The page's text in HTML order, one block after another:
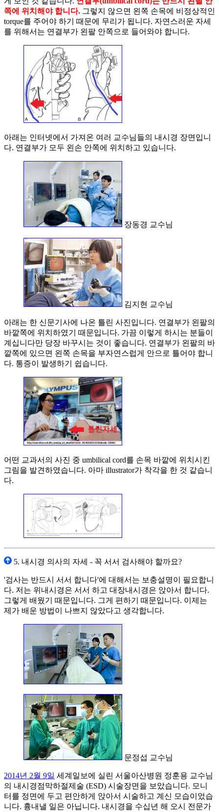
쪽에 위치해야 합니다. 그렇지 않으면 왼쪽 손목에 비정상적인
torque를 주어야 하기 때문에 무리가 됩니다. 자연스러운 자세
를 위해서는 연결부가 왼팔 안쪽으로 들어와야 합니다.
아래는 인터넷에서 가져온 여러 교수님들의 내시경 장면입니
다. 연결부가 모두 왼손 안쪽에 위치하고 있습니다.
장동경 교수님
김지현 교수님
아래는 한 신문기사에 나온 틀린 사진입니다. 연결부가 왼팔의
바깥쪽에 위치하였기 때문입니다. 가끔 이렇게 하시는 분들이
계십니다만 당장 바꾸시는 것이 좋습니다. 연결부가 왼팔의 바
깥쪽에 있으면 왼쪽 손목을 부자연스럽게 안으로 틀어야 합니
다. 통증이 발생하기 쉽습니다.
어떤 교과서의 사진 중 umbilical cord를 손목 바깥에 위치시킨
그림을 발견하였습니다. 아마 illustrator가 착각을 한 것 같습니
다.
5. 내시경 의사의 자세 - 꼭 서서 검사해야 할까요?
'검사는 반드시 서서 합니다'에 대해서는 보충설명이 필요합니
다. 저는 위내시경은 서서 하고 대장내시경은 앉아서 합니다.
그렇게 배웠기 때문입니다. 그게 편하기 때문입니다. 이제는
제가 배운 방법이 나쁘지 않았다고 생각합니다.
문정섭 교수님
2014년 2월 9일 세계일보에 실린 서울아산병원 정훈용 교수님
의 내시경점막하절제술 (ESD) 시술장면을 보았습니다. 모니
터를 정면에 두고 편안하게 앉아서 시술하고 계신 모습이었습
니다. 흉내낼 일은 아닙니다. 내시경을 수십년 해 오시 전문가